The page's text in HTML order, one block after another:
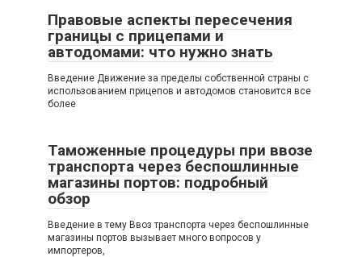
Правовые аспекты пересечения
границы с прицепами и
автодомами: что нужно знать
Введение Движение за пределы собственной страны с
использованием прицепов и автодомов становится все
более
Таможенные процедуры при ввозе
транспорта через беспошлинные
магазины портов: подробный
обзор
Введение в тему Ввоз транспорта через беспошлинные
магазины портов вызывает много вопросов у
импортеров,